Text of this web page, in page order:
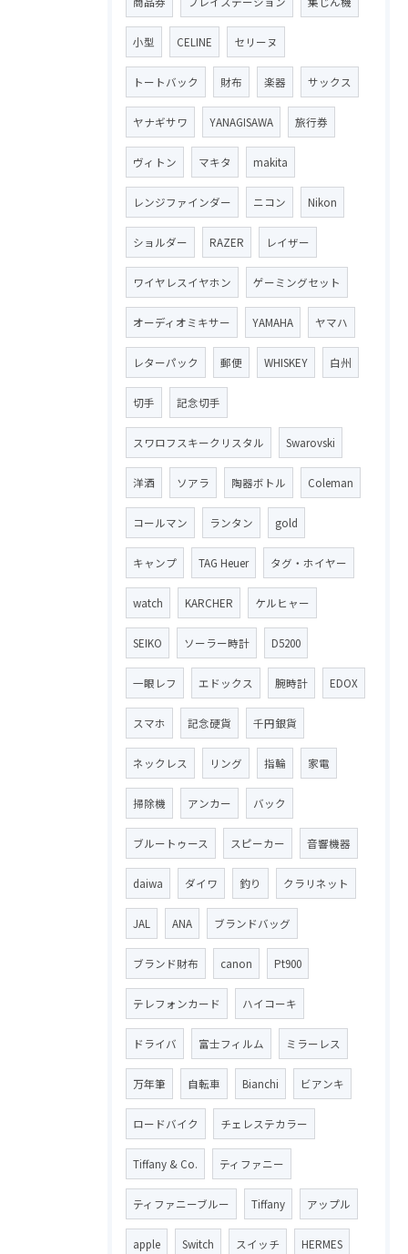
小型 CELINE セリーヌ
トートバック 財布 楽器 サックス
ヤナギサワ YANAGISAWA 旅行券
ヴィトン マキタ makita
レンジファインダー ニコン Nikon
ショルダー RAZER レイザー
ワイヤレスイヤホン ゲーミングセット
オーディオミキサー YAMAHA ヤマハ
レターパック 郵便 WHISKEY 白州
切手 記念切手
スワロフスキークリスタル Swarovski
洋酒 ソアラ 陶器ボトル Coleman
コールマン ランタン gold
キャンプ TAG Heuer タグ・ホイヤー
watch KARCHER ケルヒャー
SEIKO ソーラー時計 D5200
一眼レフ エドックス 腕時計 EDOX
スマホ 記念硬貨 千円銀貨
ネックレス リング 指輪 家電
掃除機 アンカー バック
ブルートゥース スピーカー 音響機器
daiwa ダイワ 釣り クラリネット
JAL ANA ブランドバッグ
ブランド財布 canon Pt900
テレフォンカード ハイコーキ
ドライバ 富士フィルム ミラーレス
万年筆 自転車 Bianchi ビアンキ
ロードバイク チェレステカラー
Tiffany & Co. ティファニー
ティファニーブルー Tiffany アップル
apple Switch スイッチ HERMES